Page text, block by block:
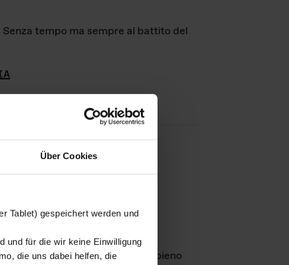
Über Cookies
Tablet) gespeichert werden und
und für die wir keine Einwilligung
die uns dabei helfen, die
tempo ma sempre al battito del
LebenGmbH e rimangono in pieno